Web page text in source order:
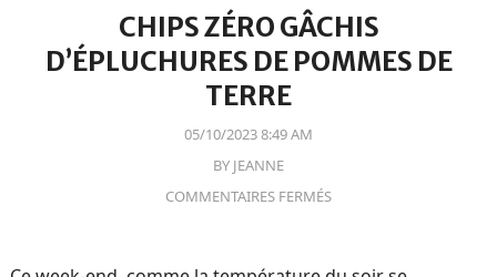
CHIPS ZÉRO GÂCHIS
D’ÉPLUCHURES DE POMMES DE
TERRE
05/10/2023 8:49 AM
BY JEANNE
COMMENTAIRES FERMÉS